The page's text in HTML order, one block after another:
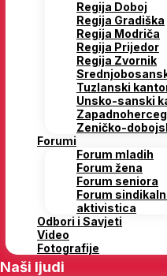
Regija Doboj
Regija Gradiška
Regija Modriča
Regija Prijedor
Regija Zvornik
Tuzlanski
Unsko-sanski
Zeničko-
Forumi
Forum mladih
Forum žena
Forum seniora
Forum
aktivistica
Odbori i Savjeti
Video
Fotografije
Naši ljudi